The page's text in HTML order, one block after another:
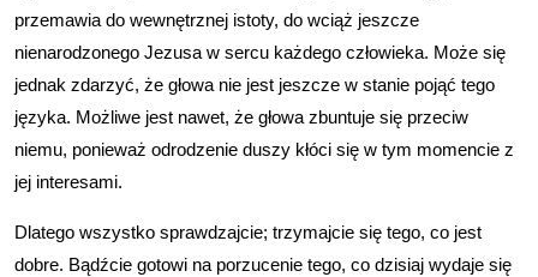
przemawia do wewnętrznej istoty, do wciąż jeszcze
nienarodzonego Jezusa w sercu każdego człowieka. Może się
jednak zdarzyć, że głowa nie jest jeszcze w stanie pojąć tego
języka. Możliwe jest nawet, że głowa zbuntuje się przeciw
niemu, ponieważ odrodzenie duszy kłóci się w tym momencie z
jej interesami.
Dlatego wszystko sprawdzajcie; trzymajcie się tego, co jest
dobre. Bądźcie gotowi na porzucenie tego, co dzisiaj wydaje się